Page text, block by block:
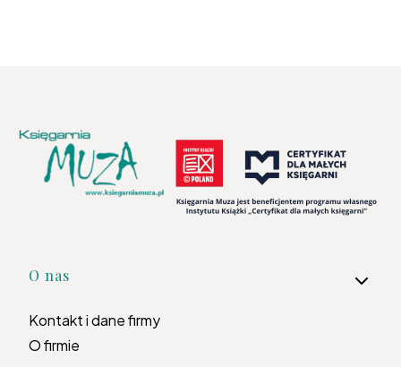
Linki w stopce
O nas
Kontakt i dane firmy
O firmie